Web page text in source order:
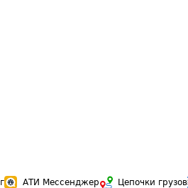
АТИ Мессенджер Цепочки грузов